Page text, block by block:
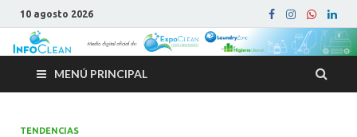
10 agosto 2026
MENÚ PRINCIPAL
TENDENCIAS